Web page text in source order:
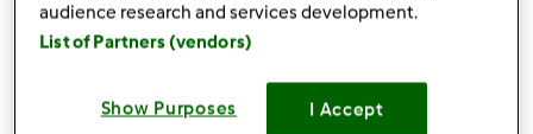
Accessori che ti serviranno
Spatola
audience research and services development.
List of Partners (vendors)
Show Purposes I Accept